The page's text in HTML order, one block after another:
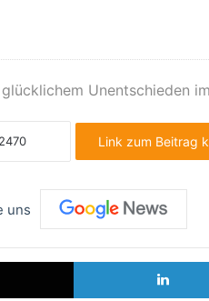
Unentschieden
Link zum Beitrag
uns
X